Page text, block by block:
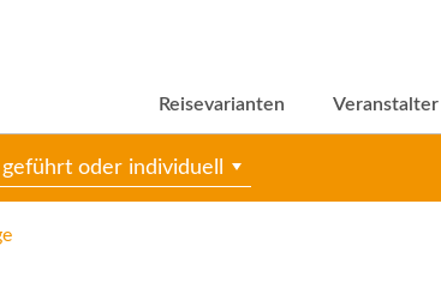
Reisevarianten Veranstalter
geführt oder individuell